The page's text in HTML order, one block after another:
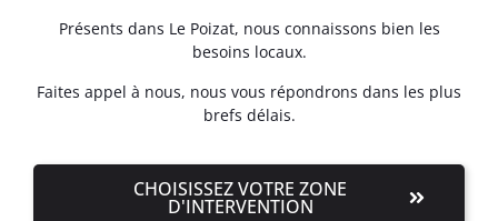
Présents dans Le Poizat, nous connaissons bien les
besoins locaux.
Faites appel à nous, nous vous répondrons dans les plus
brefs délais.
CHOISISSEZ VOTRE ZONE
D'INTERVENTION